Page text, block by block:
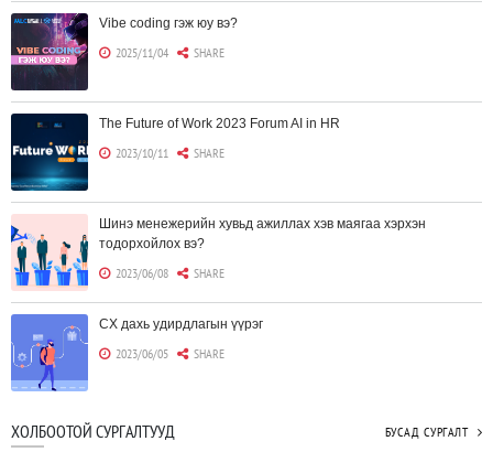
Vibe coding гэж юу вэ?
2025/11/04 SHARE
The Future of Work 2023 Forum AI in HR
2023/10/11 SHARE
Шинэ менежерийн хувьд ажиллах хэв маягаа хэрхэн
тодорхойлох вэ?
2023/06/08 SHARE
CX дахь удирдлагын үүрэг
2023/06/05 SHARE
Борлуулагчид "ЮҮЛҮҮР"-т төвлөрөх шаардлагагүй болж
ХОЛБООТОЙ СУРГАЛТУУД БУСАД СУРГАЛТ